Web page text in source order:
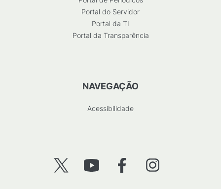
Portal do Servidor
Portal da TI
Portal da Transparência
NAVEGAÇÃO
Acessibilidade